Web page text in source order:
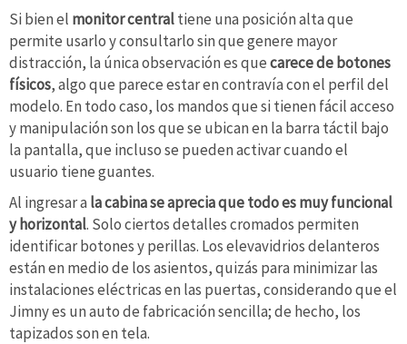
Si bien el monitor centraltiene una posición alta que
permite usarlo y consultarlo sin que genere mayor
distracción, la única observación es quecarece de botones
físicos, algo que parece estar en contravía con el perfil del
modelo. En todo caso, los mandos que si tienen fácil acceso
y manipulación son los que se ubican en la barra táctil bajo
la pantalla, que incluso se pueden activar cuando el
usuario tiene guantes.
Al ingresar a la cabina se aprecia que todo es muy funcional
y horizontal. Solo ciertos detalles cromados permiten
identificar botones y perillas. Los elevavidrios delanteros
están en medio de los asientos, quizás para minimizar las
instalaciones eléctricas en las puertas, considerando que el
Jimny es un auto de fabricación sencilla; de hecho, los
tapizados son en tela.